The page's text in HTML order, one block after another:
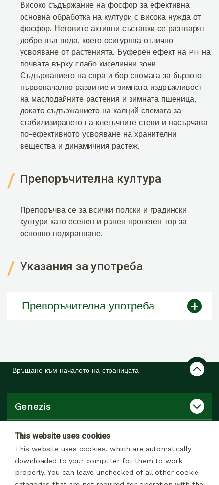
This website uses cookies
This website uses cookies, which are automatically
downloaded to your computer for them to work
properly. You can leave unchecked of all other cookie
Високо съдържание на фосфор за ефективна
основна обработка на култури с висока нужда от
фосфор. Неговите активни съставки се разтварят
добре във вода, което осигурява отлично
усвояване от растенията. Буферен ефект на PH на
почвата върху слабо киселинни зони.
Съдържанието на сяра и бор спомага за бързото
първоначално развитие и зимната издръжливост
на маслодайните растения и зимната пшеница,
докато съдържанието на калций спомага за
стабилизирането на клетъчните стени и насърчава
по-ефективното усвояване на хранителни
вещества и динамичния растеж.
Препоръчителна култура
Препоръчва се за всички полски и градински
култури като есенен и ранен пролетен тор за
основно подхранване.
Указания за употреба
Препоръчителна употреба
Връщане към началото на страницата
Genezis
Продукти, услуги
Връзки